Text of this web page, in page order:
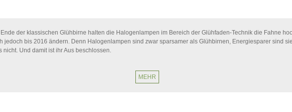
der klassischen Glühbirne halten die Halogenlampen im Bereich der Glühfaden-Technik die Fahne
jedoch bis 2016 ändern. Denn Halogenlampen sind zwar sparsamer als Glühbirnen, Energiesparer sind sie
nicht. Und damit ist ihr Aus beschlossen.
MEHR